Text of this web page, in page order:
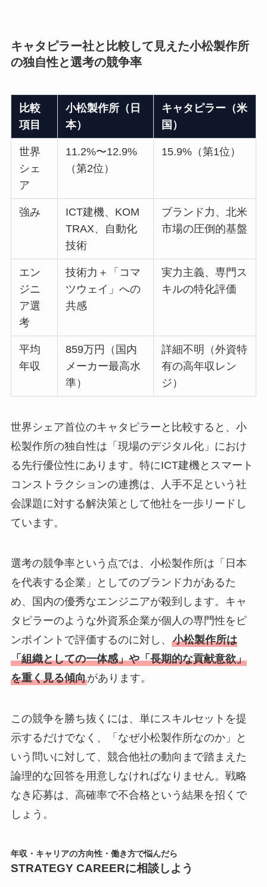
キャタピラー社と比較して見えた小松製作所
の独自性と選考の競争率
比較
項目
小松製作所（日
本）
キャタピラー（米
国）
世界
シェ
ア
11.2%〜12.9%
（第2位）
15.9%（第1位）
強み
ICT建機、KOM
TRAX、自動化
技術
ブランド力、北米
市場の圧倒的基盤
エン
ジニ
ア選
考
技術力＋「コマ
ツウェイ」への
共感
実力主義、専門ス
キルの特化評価
平均
年収
859万円（国内
メーカー最高水
準）
詳細不明（外資特
有の高年収レン
ジ）
世界シェア首位のキャタピラーと比較すると、小
松製作所の独自性は「現場のデジタル化」におけ
る先行優位性にあります。特にICT建機とスマート
コンストラクションの連携は、人手不足という社
会課題に対する解決策として他社を一歩リードし
ています。
選考の競争率という点では、小松製作所は「日本
を代表する企業」としてのブランド力があるた
め、国内の優秀なエンジニアが殺到します。キャ
タピラーのような外資系企業が個人の専門性をピ
ンポイントで評価するのに対し、 小松製作所は
「組織としての一体感」や「長期的な貢献意欲」
を重く見る傾向があります。
この競争を勝ち抜くには、単にスキルセットを提
示するだけでなく、「なぜ小松製作所なのか」と
いう問いに対して、競合他社の動向まで踏まえた
論理的な回答を用意しなければなりません。戦略
なき応募は、高確率で不合格という結果を招くで
しょう。
年収・キャリアの方向性・働き方で悩んだら
STRATEGY CAREERに相談しよう